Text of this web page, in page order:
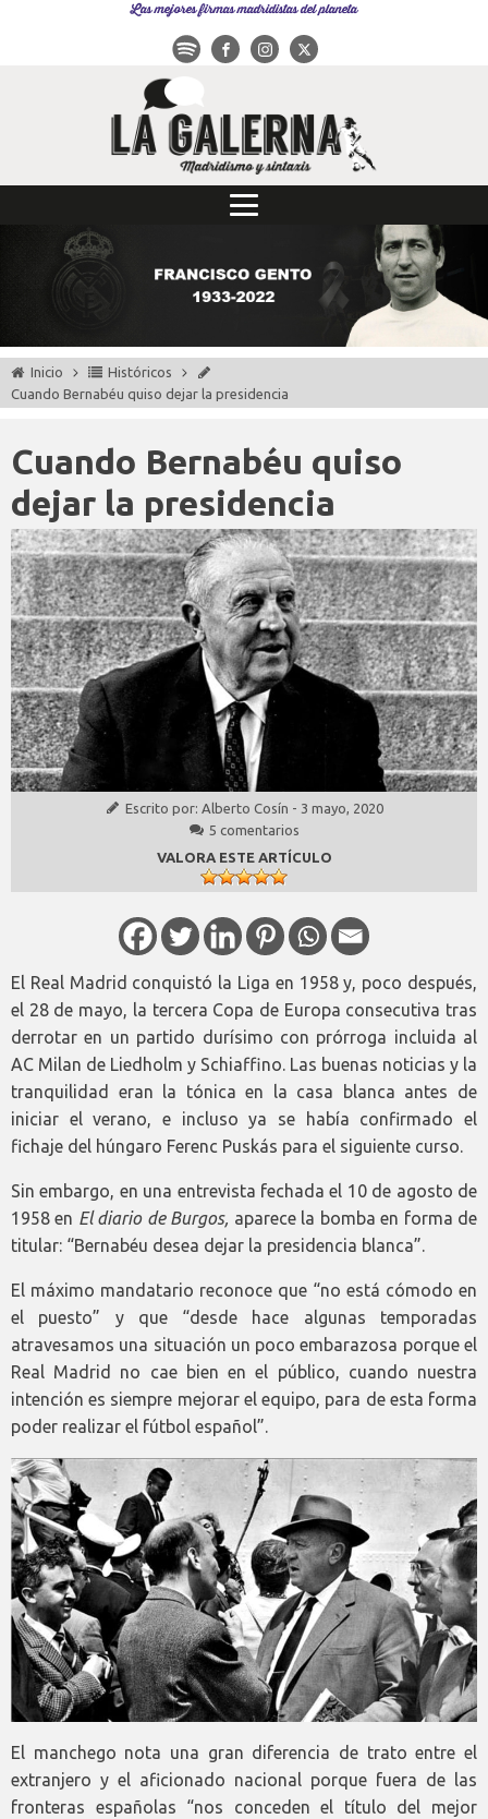
Las mejores firmas madridistas del planeta
Inicio
Históricos
Cuando Bernabéu quiso dejar la presidencia
Cuando Bernabéu quiso
dejar la presidencia
Escrito por: Alberto Cosín - 3 mayo, 2020
5 comentarios
VALORA ESTE ARTÍCULO
El Real Madrid conquistó la Liga en 1958 y, poco después,
el 28 de mayo, la tercera Copa de Europa consecutiva tras
derrotar en un partido durísimo con prórroga incluida al
AC Milan de Liedholm y Schiaffino. Las buenas noticias y la
tranquilidad eran la tónica en la casa blanca antes de
iniciar el verano, e incluso ya se había confirmado el
fichaje del húngaro Ferenc Puskás para el siguiente curso.
Sin embargo, en una entrevista fechada el 10 de agosto de
1958 en El diario de Burgos, aparece la bomba en forma de
titular: “Bernabéu desea dejar la presidencia blanca”.
El máximo mandatario reconoce que “no está cómodo en
el puesto” y que “desde hace algunas temporadas
atravesamos una situación un poco embarazosa porque el
Real Madrid no cae bien en el público, cuando nuestra
intención es siempre mejorar el equipo, para de esta forma
poder realizar el fútbol español”.
El manchego nota una gran diferencia de trato entre el
extranjero y el aficionado nacional porque fuera de las
fronteras españolas “nos conceden el título del mejor